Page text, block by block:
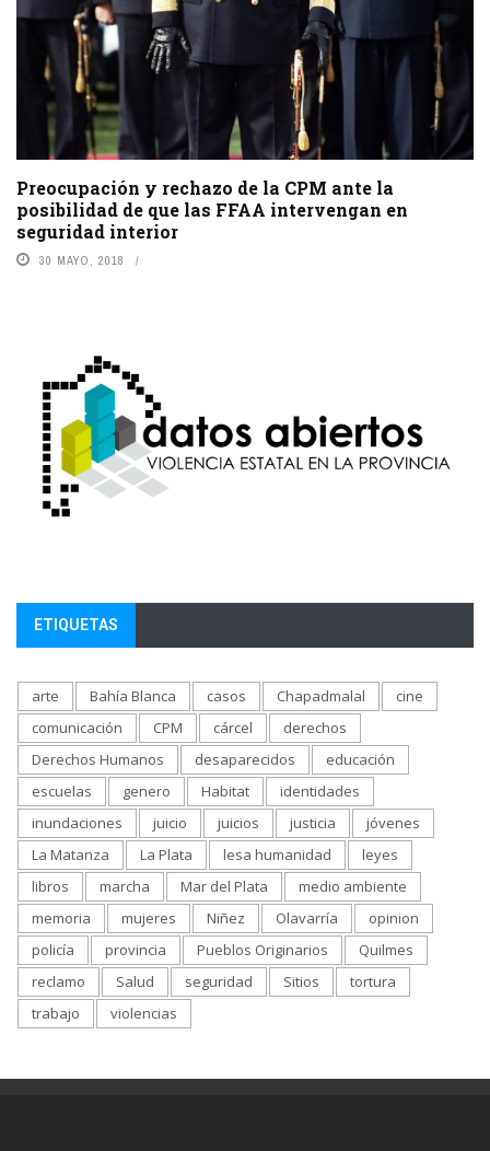
Preocupación y rechazo de la CPM ante la
posibilidad de que las FFAA intervengan en
seguridad interior
30 MAYO, 2018
ETIQUETAS
arte Bahía Blanca casos Chapadmalal
cine
comunicación
CPM cárcel
derechos
Derechos Humanos
desaparecidos
educación
escuelas
genero Habitat
identidades
inundaciones
juicio juicios justicia
jóvenes
La Matanza
La Plata lesa humanidad
leyes
libros
marcha Mar del Plata
medio ambiente
memoria
mujeres Niñez Olavarría
opinion
policía
provincia Pueblos Originarios
Quilmes
reclamo
Salud seguridad Sitios
tortura
trabajo
violencias